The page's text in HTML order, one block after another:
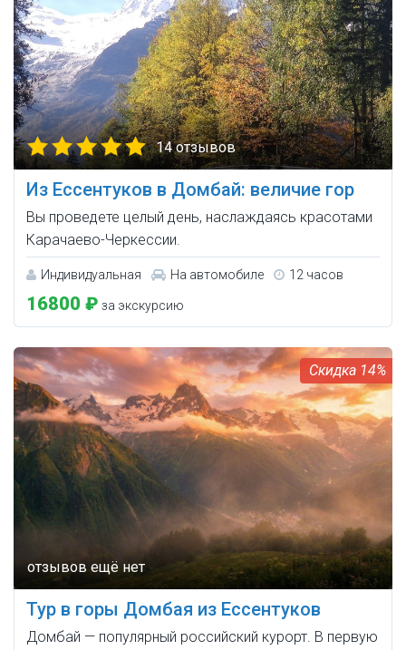
14 отзывов
Из Ессентуков в Домбай: величие гор
Вы проведете целый день, наслаждаясь красотами
Карачаево-Черкессии.
Индивидуальная На автомобиле 12 часов
16800 ₽ за экскурсию
14%
Тур в горы Домбая из Ессентуков
Домбай — популярный российский курорт. В первую